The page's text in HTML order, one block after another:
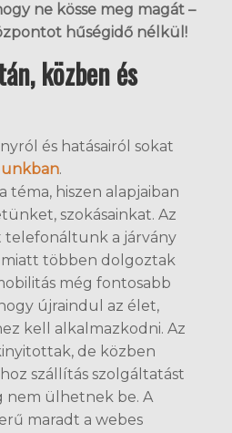
ne kösse meg magát –
hűségidő nélkül!
közben és
és hatásairól sokat
.
hiszen alapjaiban
szokásainkat. Az
telefonáltunk a járvány
többen dolgoztak
még fontosabb
újraindul az élet,
kell alkalmazkodni. Az
de közben
szállítás szolgáltatást
nem ülhetnek be. A
maradt a webes